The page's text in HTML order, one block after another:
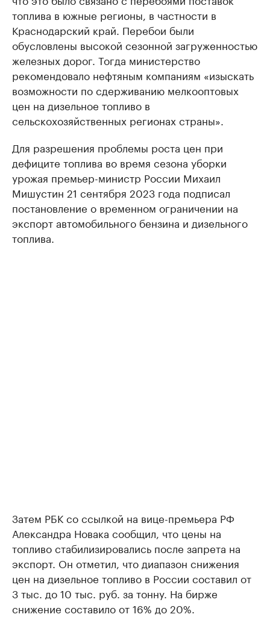
топлива в южные регионы, в частности в
Краснодарский край. Перебои были
обусловлены высокой сезонной загруженностью
железных дорог. Тогда министерство
рекомендовало нефтяным компаниям «изыскать
возможности по сдерживанию мелкооптовых
цен на дизельное топливо в
сельскохозяйственных регионах страны».
Для разрешения проблемы роста цен при
дефиците топлива во время сезона уборки
урожая премьер-министр России Михаил
Мишустин 21 сентября 2023 года подписал
постановление о временном ограничении на
экспорт автомобильного бензина и дизельного
топлива.
Затем РБК со ссылкой на вице-премьера РФ
Александра Новака сообщил, что цены на
топливо стабилизировались после запрета на
экспорт. Он отметил, что диапазон снижения
цен на дизельное топливо в России составил от
3 тыс. до 10 тыс. руб. за тонну. На бирже
снижение составило от 16% до 20%.